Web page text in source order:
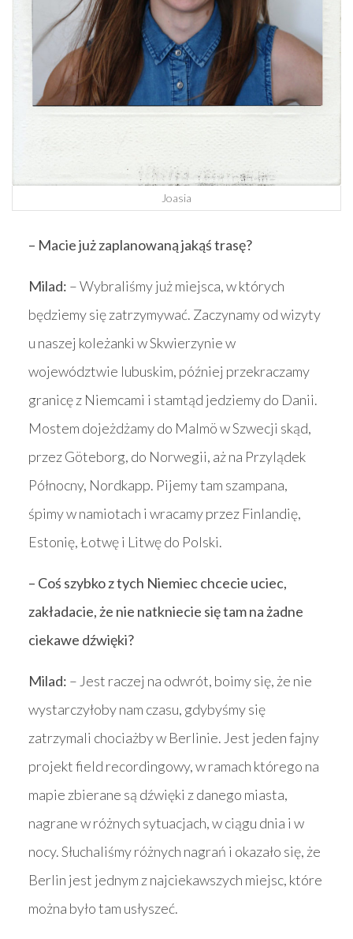
Joasia
– Macie już zaplanowaną jakąś trasę?
Milad: – Wybraliśmy już miejsca, w których
będziemy się zatrzymywać. Zaczynamy od wizyty
u naszej koleżanki w Skwierzynie w
województwie lubuskim, później przekraczamy
granicę z Niemcami i stamtąd jedziemy do Danii.
Mostem dojeżdżamy do Malmö w Szwecji skąd,
przez Göteborg, do Norwegii, aż na Przylądek
Północny, Nordkapp. Pijemy tam szampana,
śpimy w namiotach i wracamy przez Finlandię,
Estonię, Łotwę i Litwę do Polski.
– Coś szybko z tych Niemiec chcecie uciec,
zakładacie, że nie natkniecie się tam na żadne
ciekawe dźwięki?
Milad: – Jest raczej na odwrót, boimy się, że nie
wystarczyłoby nam czasu, gdybyśmy się
zatrzymali chociażby w Berlinie. Jest jeden fajny
projekt field recordingowy, w ramach którego na
mapie zbierane są dźwięki z danego miasta,
nagrane w różnych sytuacjach, w ciągu dnia i w
nocy. Słuchaliśmy różnych nagrań i okazało się, że
Berlin jest jednym z najciekawszych miejsc, które
można było tam usłyszeć.